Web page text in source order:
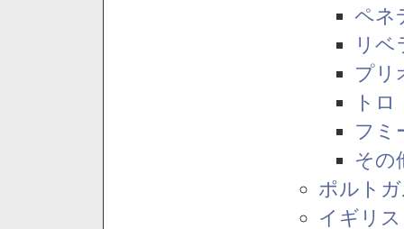
ペネ
リベ
プリ
トロ
フミ
その
ポルト
イギリス